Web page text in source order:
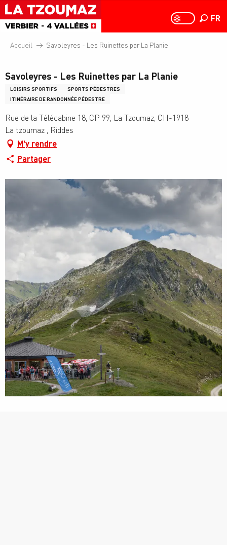
Aller
au
contenu
principal
PAGE D’ACCUEIL
PAGE
FR
Accueil Savoleyres - Les Ruinettes par La Planie
Savoleyres - Les Ruinettes par La Planie
LOISIRS SPORTIFS
SPORTS PÉDESTRES
ITINÉRAIRE DE RANDONNÉE PÉDESTRE
Rue de la Télécabine 18, CP 99, La Tzoumaz, CH-1918
La tzoumaz , Riddes
M'y rendre
Partager